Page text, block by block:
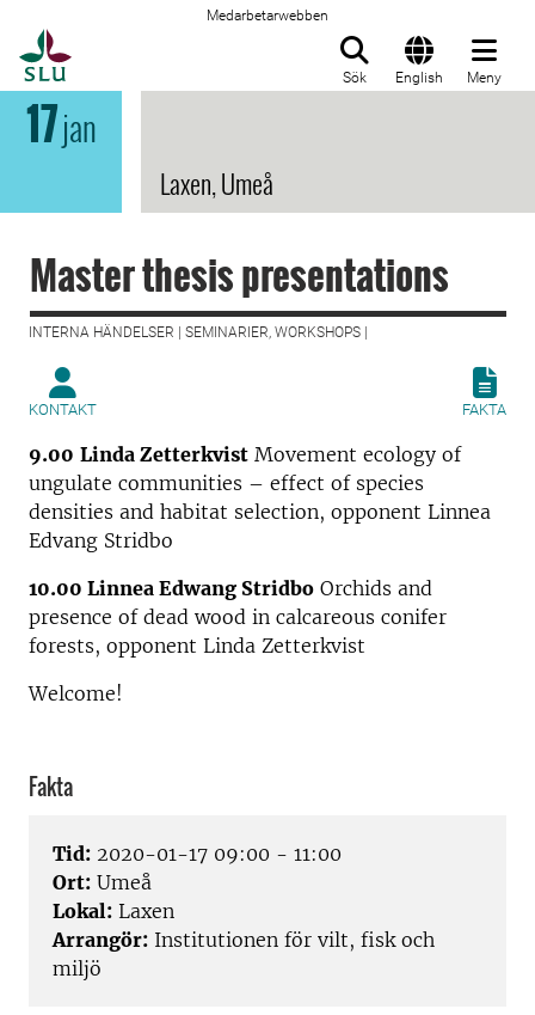
Medarbetarwebben
Sök English Meny
17jan
Laxen, Umeå
Master thesis presentations
INTERNA HÄNDELSER | SEMINARIER, WORKSHOPS |
KONTAKT FAKTA
9.00 Linda Zetterkvist Movement ecology of
ungulate communities – effect of species
densities and habitat selection, opponent Linnea
Edvang Stridbo
10.00 Linnea Edwang Stridbo Orchids and
presence of dead wood in calcareous conifer
forests, opponent Linda Zetterkvist
Welcome!
Fakta
Tid: 2020-01-17 09:00 - 11:00
Ort: Umeå
Lokal: Laxen
Arrangör: Institutionen för vilt, fisk och
miljö